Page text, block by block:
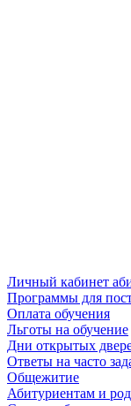
Личный кабинет
Программы для
Оплата обучения
Льготы на обучение
Дни открытых
Ответы на часто
Общежитие
Абитуриентам и